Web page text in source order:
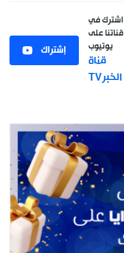
اشترك في
قناتنا على
يوتيوب
قناة
الخبرTV
إشتراك